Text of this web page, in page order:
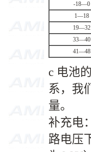
-18—0
1—18
19—32
33—40
41—48
c 电池
系，我
量。
补充电
路电压